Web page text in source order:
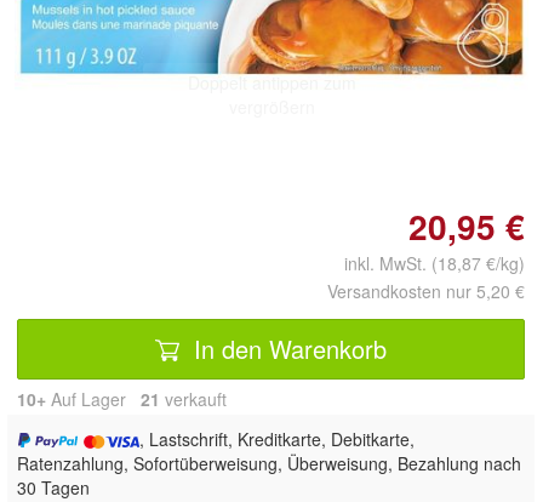
Doppelt antippen zum
20,95 €
inkl. MwSt. (18,87 €/kg)
Versandkosten nur 5,20 €
In den Warenkorb
10+ Auf Lager 21 verkauft
, Lastschrift, Kreditkarte, Debitkarte,
Ratenzahlung, Sofortüberweisung, Überweisung, Bezahlung nach
30 Tagen